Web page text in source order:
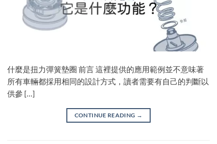
什麼是扭力彈簧墊圈 前言 這裡提供的應用範例並不意味著
所有車輛都採用相同的設計方式，讀者需要有自己的判斷以
供參 […]
CONTINUE READING →